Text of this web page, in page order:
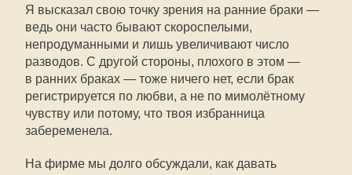
Я высказал свою точку зрения на ранние браки —
ведь они часто бывают скороспелыми,
непродуманными и лишь увеличивают число
разводов. С другой стороны, плохого в этом —
в ранних браках — тоже ничего нет, если брак
регистрируется по любви, а не по мимолётному
чувству или потому, что твоя избранница
забеременела.
На фирме мы долго обсуждали, как давать